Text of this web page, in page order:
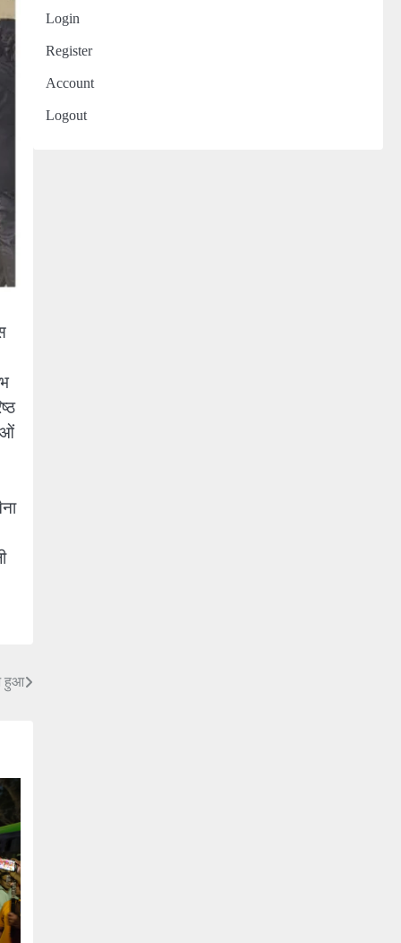
हुआ
Login
Register
Account
Logout